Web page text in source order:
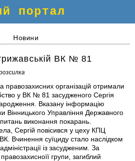
портал
Новини
ВК № 81
правозахисних організацій отримали
у ВК № 81 засудженого Сергія
Вказану інформацію
Вінницького Управління Державного
виконання покарань.
Сергій повісився у цеху КПЦ
Вчинення суїциду стало наслідком
із засудженим. За
групи, загиблий